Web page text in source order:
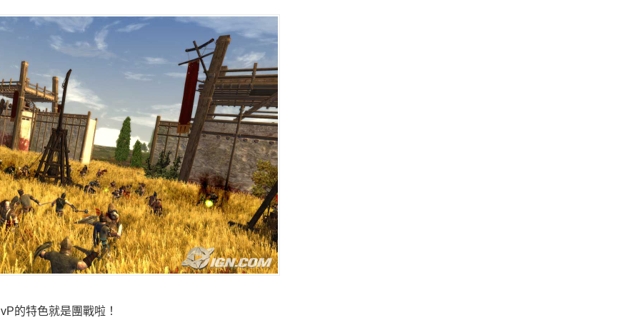
的特色就是團戰啦！